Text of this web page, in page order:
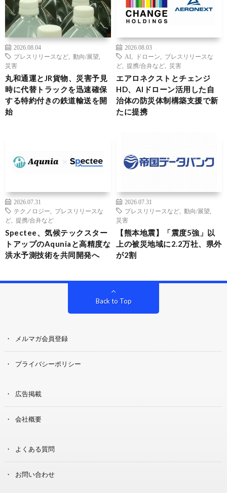
2026.08.04
プレスリリースなど
動向/展望
災害
丸和通運とJR貨物、災害予見
時に代替トラックを迅速確保
する特約付きの鉄道輸送を開
始
2026.08.03
AI
ドローン
プレスリリースな
ど
提携/合弁など 災害
エアロネクストとチェンジ
HD、AIドローン活用した自
治体の防災体制構築支援で新
たに提携
2026.07.31
テクノロジー
プレスリリースな
ど
提携/合弁など
Spectee、気候テックスター
トアップのAquniaと高精度な
洪水予測技術を共同開発へ
2026.07.31
プレスリリースなど
動向/展望
災害
【熊本地震】「震度5強」以
上の被災地域に2.2万社、県外
が2割
Back to Top
メルマガ会員登録
プライバシーポリシー
広告掲載
会社概要
よくある質問
お問い合わせ